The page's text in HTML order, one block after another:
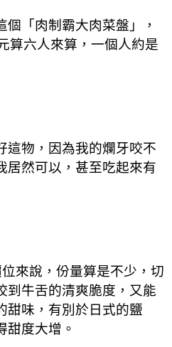
「肉制霸大肉菜盤」，
算六人來算，一個人約是
這物，因為我的爛牙咬不
居然可以，甚至吃起來有
來說，份量算是不少，切
到牛舌的清爽脆度，又能
甜味，有別於日式的鹽
甜度大增。